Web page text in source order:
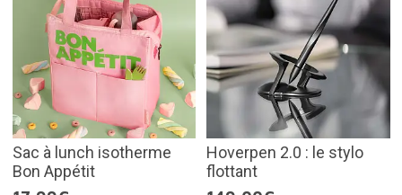
Sac à lunch isotherme
Bon Appétit
Hoverpen 2.0 : le stylo
flottant